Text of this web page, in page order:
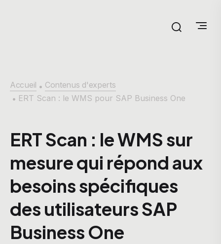
Accueil • Contenus d'experts
• ERT Scan : le WMS pour SAP Business One
ERT Scan : le WMS sur
mesure qui répond aux
besoins spécifiques
des utilisateurs SAP
Business One